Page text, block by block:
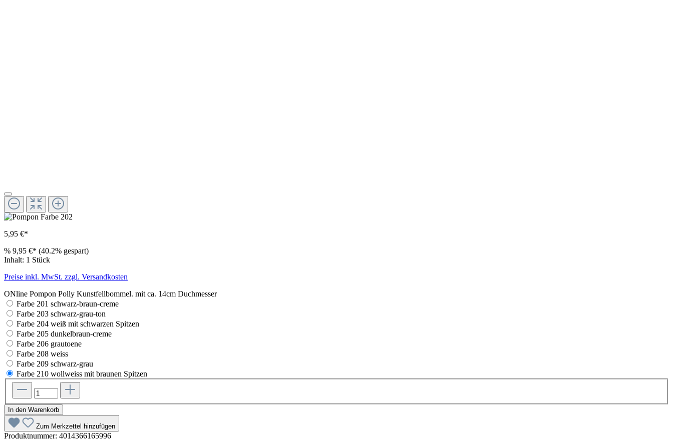
5,95 €*
% 9,95 €* (40.2% gespart)
Inhalt: 1 Stück
Preise inkl. MwSt. zzgl. Versandkosten
ONline Pompon Polly Kunstfellbommel. mit ca. 14cm Duchmesser
Farbe 201 schwarz-braun-creme
Farbe 203 schwarz-grau-ton
Farbe 204 weiß mit schwarzen Spitzen
Farbe 205 dunkelbraun-creme
Farbe 206 grautoene
Farbe 208 weiss
Farbe 209 schwarz-grau
Farbe 210 wollweiss mit braunen Spitzen
In den Warenkorb
Zum Merkzettel hinzufügen
Produktnummer: 4014366165996